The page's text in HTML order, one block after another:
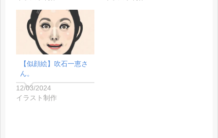
【似顔絵】吹石一恵さ
ん。
12/03/2024
イラスト制作